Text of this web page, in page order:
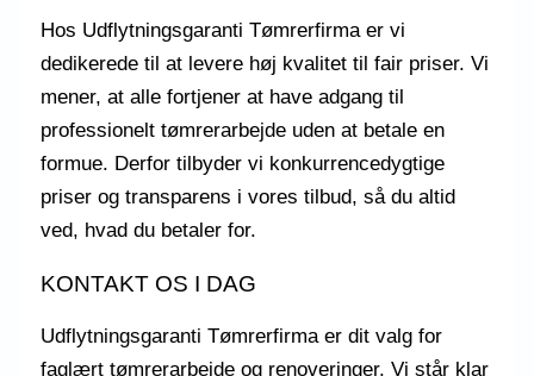
Hos Udflytningsgaranti Tømrerfirma er vi
dedikerede til at levere høj kvalitet til fair priser. Vi
mener, at alle fortjener at have adgang til
professionelt tømrerarbejde uden at betale en
formue. Derfor tilbyder vi konkurrencedygtige
priser og transparens i vores tilbud, så du altid
ved, hvad du betaler for.
KONTAKT OS I DAG
Udflytningsgaranti Tømrerfirma er dit valg for
faglært tømrerarbejde og renoveringer. Vi står klar